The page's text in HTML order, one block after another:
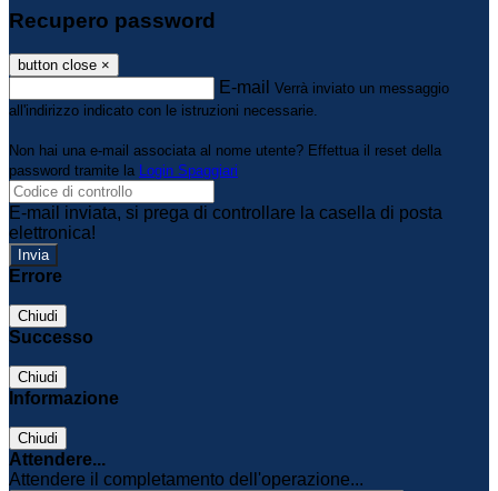
Recupero password
button close ×
E-mail Verrà inviato un messaggio
all'indirizzo indicato con le istruzioni necessarie.
Non hai una e-mail associata al nome utente? Effettua il reset della
password tramite la Login Spaggiari
E-mail inviata, si prega di controllare la casella di posta
elettronica!
Errore
Chiudi
Successo
Chiudi
Informazione
Chiudi
Attendere...
Attendere il completamento dell'operazione...